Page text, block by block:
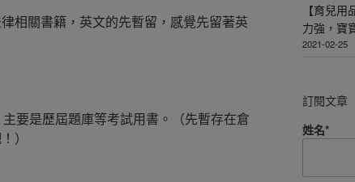
相關書籍，英文的先暫留，感覺先留著英
要是歷屆題庫等考試用書。（先暫存在倉
）
【育兒
力強，寶
2021-02-25
訂閱文章
姓名*